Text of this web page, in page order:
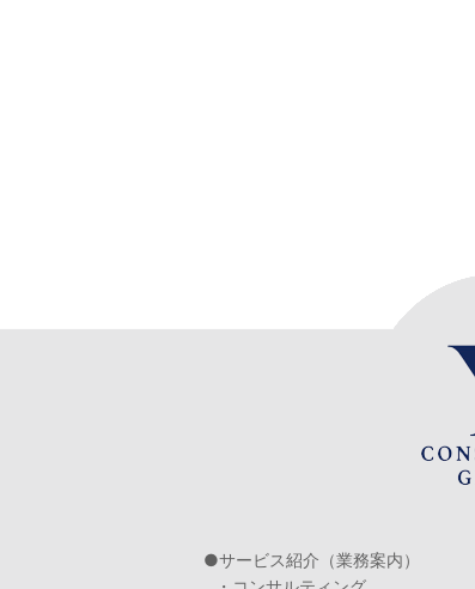
サービス紹介（業務案内）